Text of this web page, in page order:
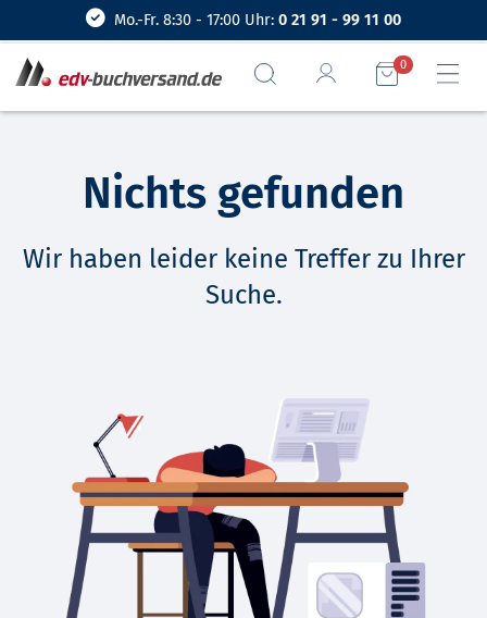
Mo.-Fr. 8:30 - 17:00 Uhr: 0 21 91 - 99 11 00
0
Nichts gefunden
Wir haben leider keine Treffer zu Ihrer
Suche.